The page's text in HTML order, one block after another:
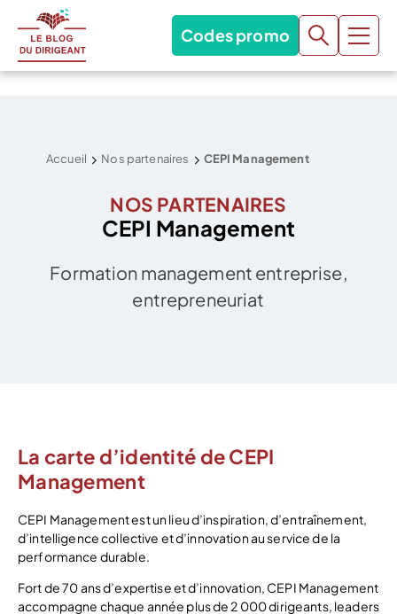
Codes promo
Accueil Nos partenaires CEPI Management
NOS PARTENAIRES
CEPI Management
Formation management entreprise,
entrepreneuriat
La carte d’identité de CEPI
Management
CEPI Management est un lieu d’inspiration, d’entraînement,
d’intelligence collective et d’innovation au service de la
performance durable.
Fort de 70 ans d’expertise et d’innovation, CEPI Management
accompagne chaque année plus de 2 000 dirigeants, leaders